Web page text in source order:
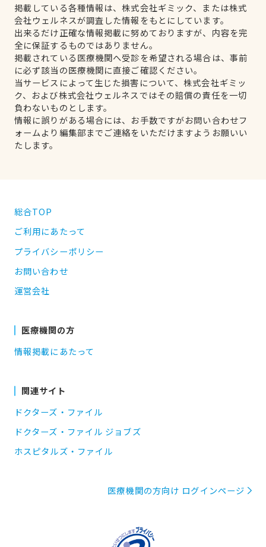
掲載している各種情報は、株式会社ギミック、または株式
会社ウェルネスが調査した情報をもとにしています。
出来るだけ正確な情報掲載に努めておりますが、内容を完
全に保証するものではありません。
掲載されている医療機関へ受診を希望される場合は、事前
に必ず該当の医療機関に直接ご確認ください。
当サービスによって生じた損害について、株式会社ギミッ
ク、および株式会社ウェルネスではその賠償の責任を一切
負わないものとします。
情報に誤りがある場合には、お手数ですがお問い合わせフ
ォームより編集部までご連絡をいただけますようお願いい
たします。
総合TOP
ご利用にあたって
プライバシーポリシー
お問い合わせ
運営会社
医療機関の方
情報掲載にあたって
関連サイト
ドクターズ・ファイル
ドクターズ・ファイル ジョブズ
ホスピタルズ・ファイル
医療機関の方向け ログインページ